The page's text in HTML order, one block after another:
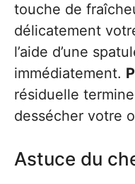
touche de
délicatement
l’aide d’une
immédiatement.
résiduelle
dessécher votre
Astuce du